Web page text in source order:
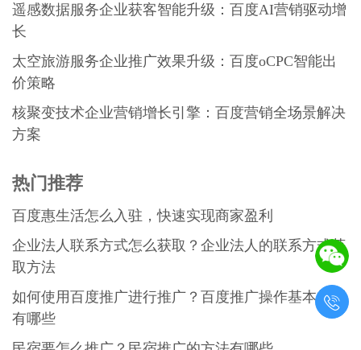
遥感数据服务企业获客智能升级：百度AI营销驱动增
长
太空旅游服务企业推广效果升级：百度oCPC智能出
价策略
核聚变技术企业营销增长引擎：百度营销全场景解决
方案
热门推荐
百度惠生活怎么入驻，快速实现商家盈利
企业法人联系方式怎么获取？企业法人的联系方式获
取方法
如何使用百度推广进行推广？百度推广操作基本规则
有哪些
